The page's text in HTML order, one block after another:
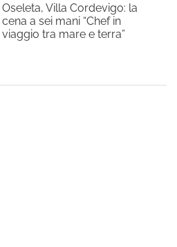
Oseleta, Villa Cordevigo: la
cena a sei mani “Chef in
viaggio tra mare e terra”